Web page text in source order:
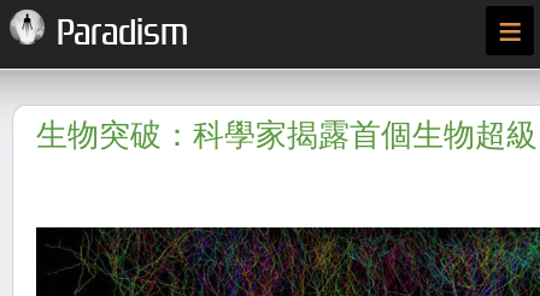
Paradism ≡
生物突破：科學家揭露首個生物超